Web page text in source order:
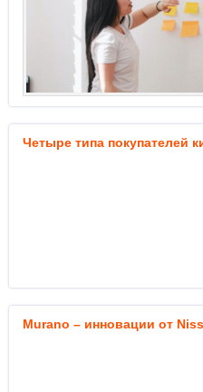
Четыре типа покупателей
Murano – инновации от